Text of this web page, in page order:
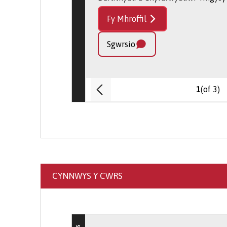
Cysylltwch â Derbyniadau:
ar gael i’ch helpu.
Gwnewch Gais Ar-lein
amser.
Fy Mhroffil
Sgwrsio
1(of 3)
CYNNWYS Y CWRS